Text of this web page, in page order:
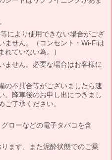
により使用できない場合がござ
ません。（コンセント・Wi-Fiは
ていない為。）
ません。必要な場合はお客様に
の不具合等がございましたら速
。降車後のお申し出につきまし
ご了承ください。
ローなどの電子タバコを含
ます、また泥酔状態でのご乗